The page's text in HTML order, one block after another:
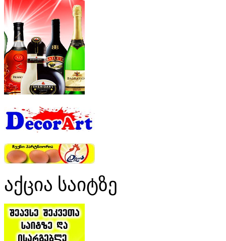
აქცია საიტზე